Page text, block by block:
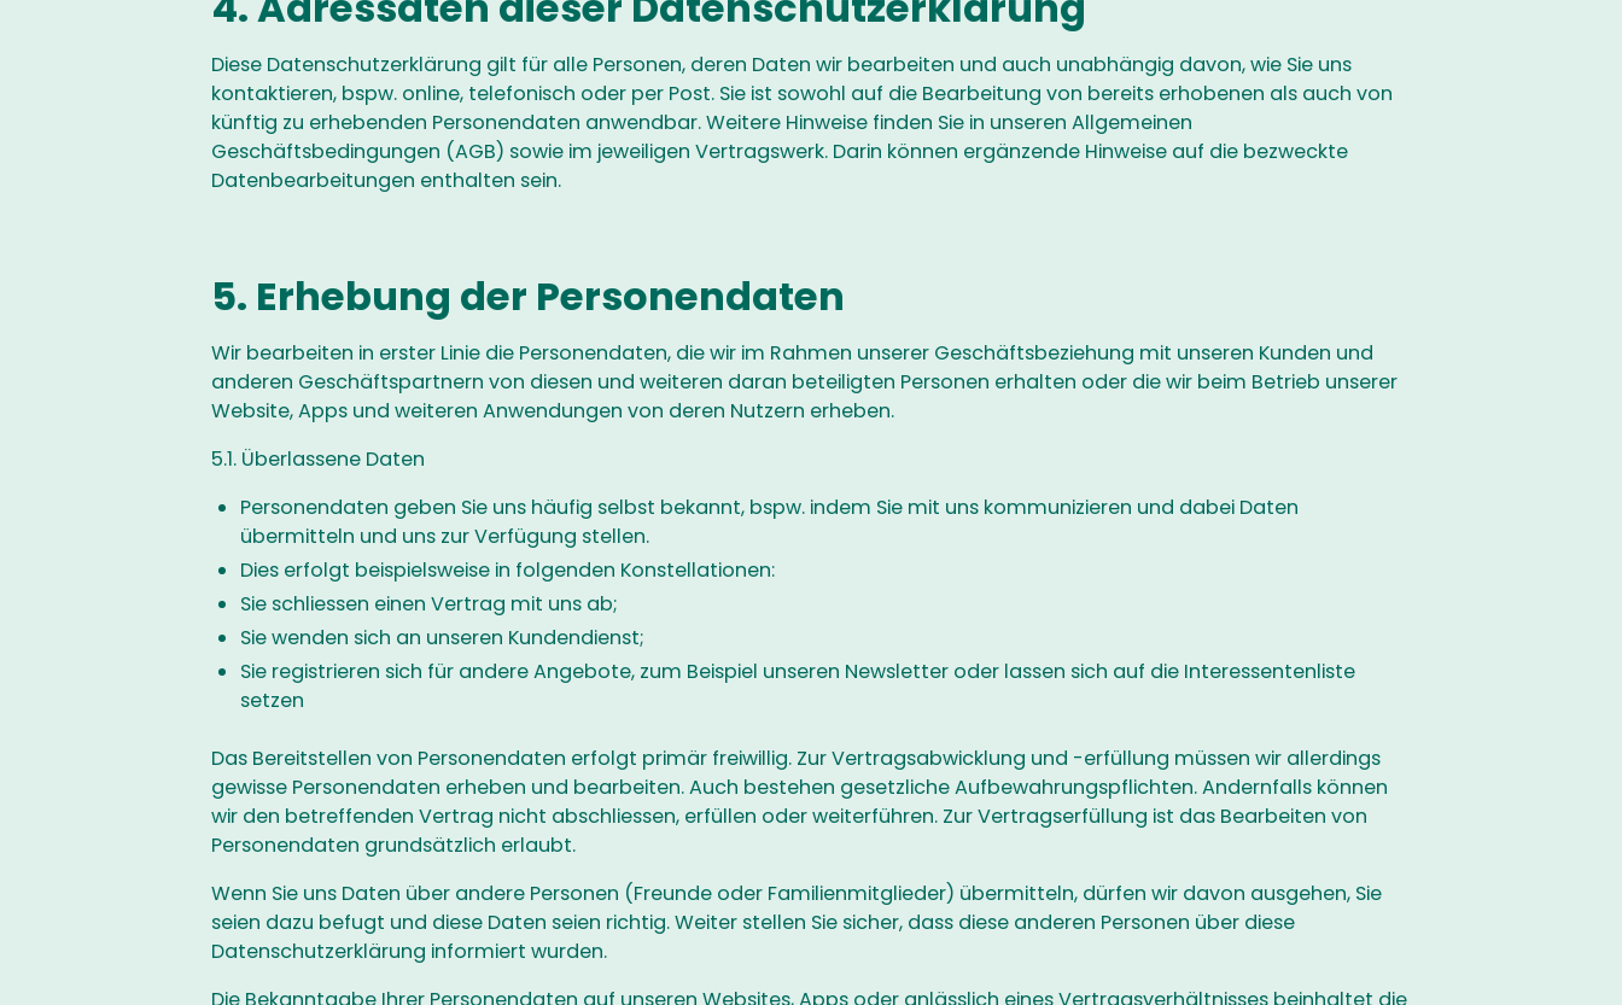
Diese Datenschutzerklärung gilt für alle Personen, deren Daten wir bearbeiten und auch unabhängig davon, wie Sie uns
kontaktieren, bspw. online, telefonisch oder per Post. Sie ist sowohl auf die Bearbeitung von bereits erhobenen als auch von
künftig zu erhebenden Personendaten anwendbar. Weitere Hinweise finden Sie in unseren Allgemeinen
Geschäftsbedingungen (AGB) sowie im jeweiligen Vertragswerk. Darin können ergänzende Hinweise auf die bezweckte
Datenbearbeitungen enthalten sein.
5. Erhebung der Personendaten
Wir bearbeiten in erster Linie die Personendaten, die wir im Rahmen unserer Geschäftsbeziehung mit unseren Kunden und
anderen Geschäftspartnern von diesen und weiteren daran beteiligten Personen erhalten oder die wir beim Betrieb unserer
Website, Apps und weiteren Anwendungen von deren Nutzern erheben.
5.1. Überlassene Daten
Personendaten geben Sie uns häufig selbst bekannt, bspw. indem Sie mit uns kommunizieren und dabei Daten
übermitteln und uns zur Verfügung stellen.
Dies erfolgt beispielsweise in folgenden Konstellationen:
Sie schliessen einen Vertrag mit uns ab;
Sie wenden sich an unseren Kundendienst;
Sie registrieren sich für andere Angebote, zum Beispiel unseren Newsletter oder lassen sich auf die Interessentenliste
setzen
Das Bereitstellen von Personendaten erfolgt primär freiwillig. Zur Vertragsabwicklung und -erfüllung müssen wir allerdings
gewisse Personendaten erheben und bearbeiten. Auch bestehen gesetzliche Aufbewahrungspflichten. Andernfalls können
wir den betreffenden Vertrag nicht abschliessen, erfüllen oder weiterführen. Zur Vertragserfüllung ist das Bearbeiten von
Personendaten grundsätzlich erlaubt.
Wenn Sie uns Daten über andere Personen (Freunde oder Familienmitglieder) übermitteln, dürfen wir davon ausgehen, Sie
seien dazu befugt und diese Daten seien richtig. Weiter stellen Sie sicher, dass diese anderen Personen über diese
Datenschutzerklärung informiert wurden.